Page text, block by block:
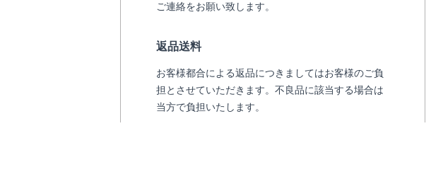
ご連絡をお願い致します。
返品送料
お客様都合による返品につきましてはお客様のご負
担とさせていただきます。不良品に該当する場合は
当方で負担いたします。